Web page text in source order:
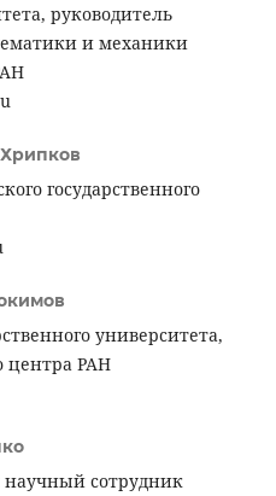
руководитель
и механики
государственного
университета,
центра РАН
научный сотрудник